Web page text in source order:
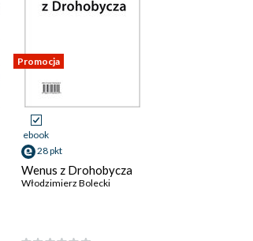
Promocja
ebook
28 pkt
Wenus z Drohobycza
Włodzimierz Bolecki